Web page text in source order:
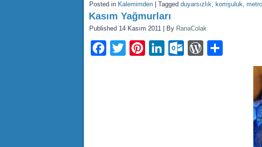
Posted in Kalemimden Tagged duyarsızlık, komşuluk,
Kasım Yağmurları
Published 14 Kasım 2011 By RanaColak
Facebook
TwitterPinterest
LinkedIn